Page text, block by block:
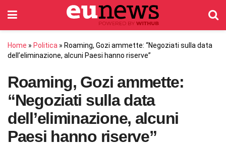
Home » Politica » Roaming, Gozi ammette: “Negoziati sulla data
dell’eliminazione, alcuni Paesi hanno riserve”
Roaming, Gozi ammette:
“Negoziati sulla data
dell’eliminazione, alcuni
Paesi hanno riserve”